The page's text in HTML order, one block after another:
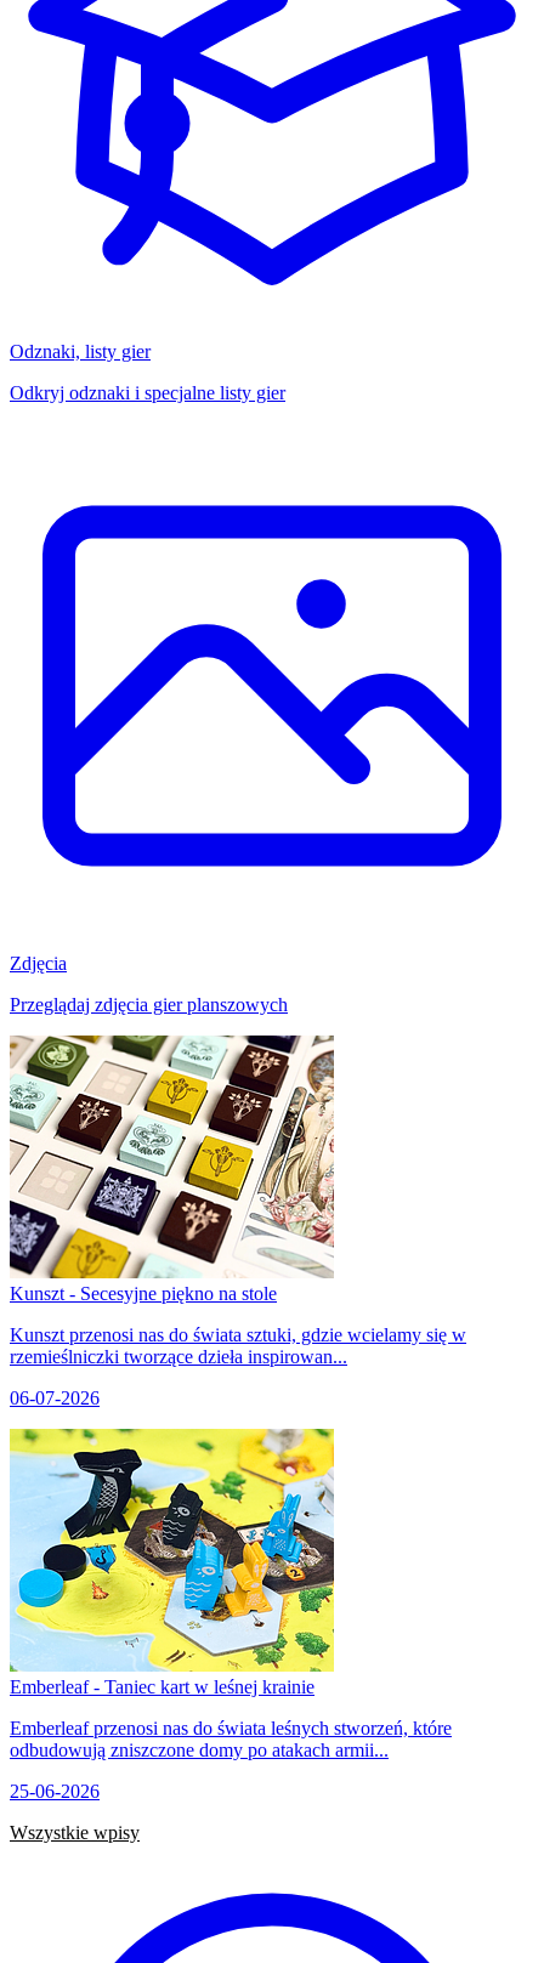
Odznaki, listy gier
Odkryj odznaki i specjalne listy gier
Zdjęcia
Przeglądaj zdjęcia gier planszowych
Kunszt - Secesyjne piękno na stole
Kunszt przenosi nas do świata sztuki, gdzie wcielamy się w
rzemieślniczki tworzące dzieła inspirowan...
06-07-2026
Emberleaf - Taniec kart w leśnej krainie
Emberleaf przenosi nas do świata leśnych stworzeń, które
odbudowują zniszczone domy po atakach armii...
25-06-2026
Wszystkie wpisy